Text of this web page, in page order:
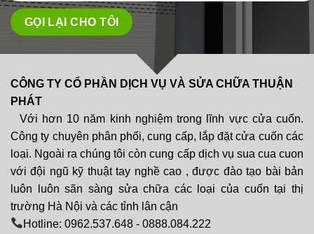
CÔNG TY CỔ PHẦN DỊCH VỤ VÀ SỬA CHỮA THUẬN
PHÁT
Với hơn 10 năm kinh nghiệm trong lĩnh vực cửa cuốn.
Công ty chuyên phân phối, cung cấp, lắp đặt cửa cuốn các
loại. Ngoài ra chúng tôi còn cung cấp dịch vụ sua cua cuon
với đội ngũ kỹ thuật tay nghề cao , được đào tạo bài bản
luôn luôn sãn sàng sửa chữa các loại của cuốn tại thị
trường Hà Nội và các tỉnh lân cận
Hotline: 0962.537.648 - 0888.084.222